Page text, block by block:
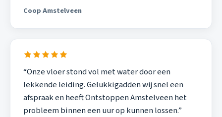
Coop Amstelveen
“Onze vloer stond vol met water door een
lekkende leiding. Gelukkigadden wij snel een
afspraak en heeft Ontstoppen Amstelveen het
probleem binnen een uur op kunnen lossen.”